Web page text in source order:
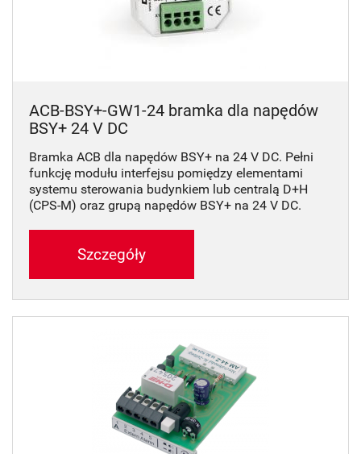
ACB-BSY+-GW1-24 bramka dla napędów
BSY+ 24 V DC
Bramka ACB dla napędów BSY+ na 24 V DC. Pełni
funkcję modułu interfejsu pomiędzy elementami
systemu sterowania budynkiem lub centralą D+H
(CPS-M) oraz grupą napędów BSY+ na 24 V DC.
Szczegóły